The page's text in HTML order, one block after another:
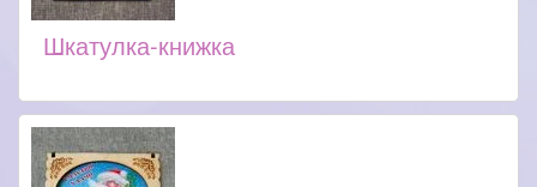
Шкатулка-книжка